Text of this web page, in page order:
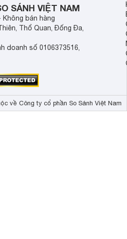
SÁNH VIỆT NAM
bán hàng
Thổ Quan, Đống Đa,
doanh số 0106373516,
về Công ty cổ phần So Sánh Việt Nam